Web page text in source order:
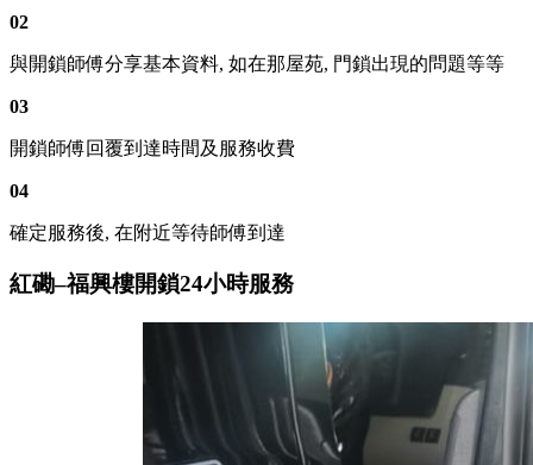
02
與開鎖師傅分享基本資料, 如在那屋苑, 門鎖出現的問題等等
03
開鎖師傅回覆到達時間及服務收費
04
確定服務後, 在附近等待師傅到達
紅磡–福興樓開鎖24小時服務